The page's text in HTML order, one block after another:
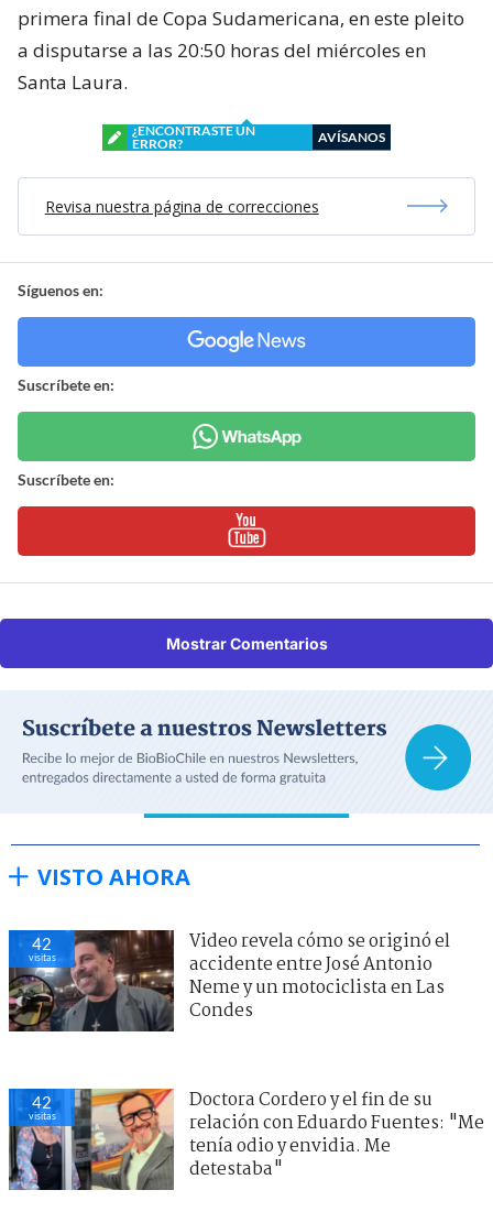
primera final de Copa Sudamericana, en este pleito
a disputarse a las 20:50 horas del miércoles en
Santa Laura.
¿ENCONTRASTE UN
ERROR?
AVÍSANOS
Revisa nuestra página de correcciones
Síguenos en:
Suscríbete en:
Suscríbete en:
Mostrar Comentarios
VISTO AHORA
42
visitas
Video revela cómo se originó el
accidente entre José Antonio
Neme y un motociclista en Las
Condes
42
visitas
Doctora Cordero y el fin de su
relación con Eduardo Fuentes: "Me
tenía odio y envidia. Me
detestaba"